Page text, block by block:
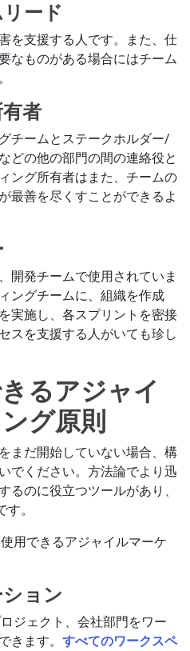
ード
を支援する人です。また、仕
なものがある場合にはチーム
者
チームとステークホルダー/
どの他の部門の間の連絡役と
ング所有者はまた、チームの
最善を尽くすことができるよ
開発チームで使用されていま
ングチームに、組織を作成
実施し、各スプリントを密接
スを支援する人がいても珍し
るアジャイ
グ原則
まだ開始していない場合、構
でください。方法論でより迅
るのに役立つツールがあり、
。
用できるアジャイルマーケ
ョン
ジェクト、会社部門をワー
きます。 すべてのワークスペ